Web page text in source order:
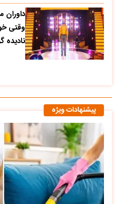
داوران
وقتی
نادیده
پیشنهادات ویژه